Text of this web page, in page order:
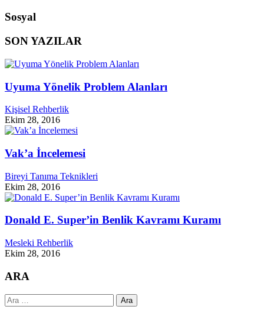
Sosyal
SON YAZILAR
Uyuma Yönelik Problem Alanları
Kişisel Rehberlik
Ekim 28, 2016
Vak’a İncelemesi
Bireyi Tanıma Teknikleri
Ekim 28, 2016
Donald E. Super’in Benlik Kavramı Kuramı
Mesleki Rehberlik
Ekim 28, 2016
ARA
Arama: